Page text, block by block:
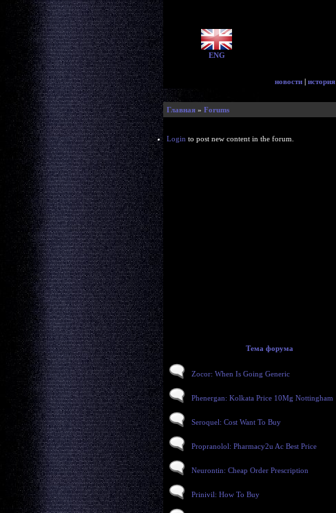
ENG
новости | история
Главная » Forums
Login to post new content in the forum.
Тема форума
Zocor: When Is Going Generic
Phenergan: Kolkata Price 10Mg Nottingham
Seroquel: Cost Want To Buy
Propranolol: Pharmacy2u Ac Best Price
Neurontin: Cheap Order Prescription
Prinivil: How To Buy